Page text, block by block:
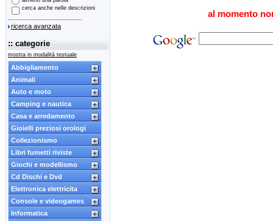
cerca anche nelle descrizioni
ricerca avanzata
:: categorie
mostra in modalità testuale
Abbigliamento
Animali
Auto e moto
Camping e nautica
Casa e arredamento
Gioielli preziosi orologi
Collezionismo
Libri fumetti riviste
Giochi e modellismo
Cd Dischi e Dvd
Elettronica elettricita
Console e videogames
Informatica
al momento